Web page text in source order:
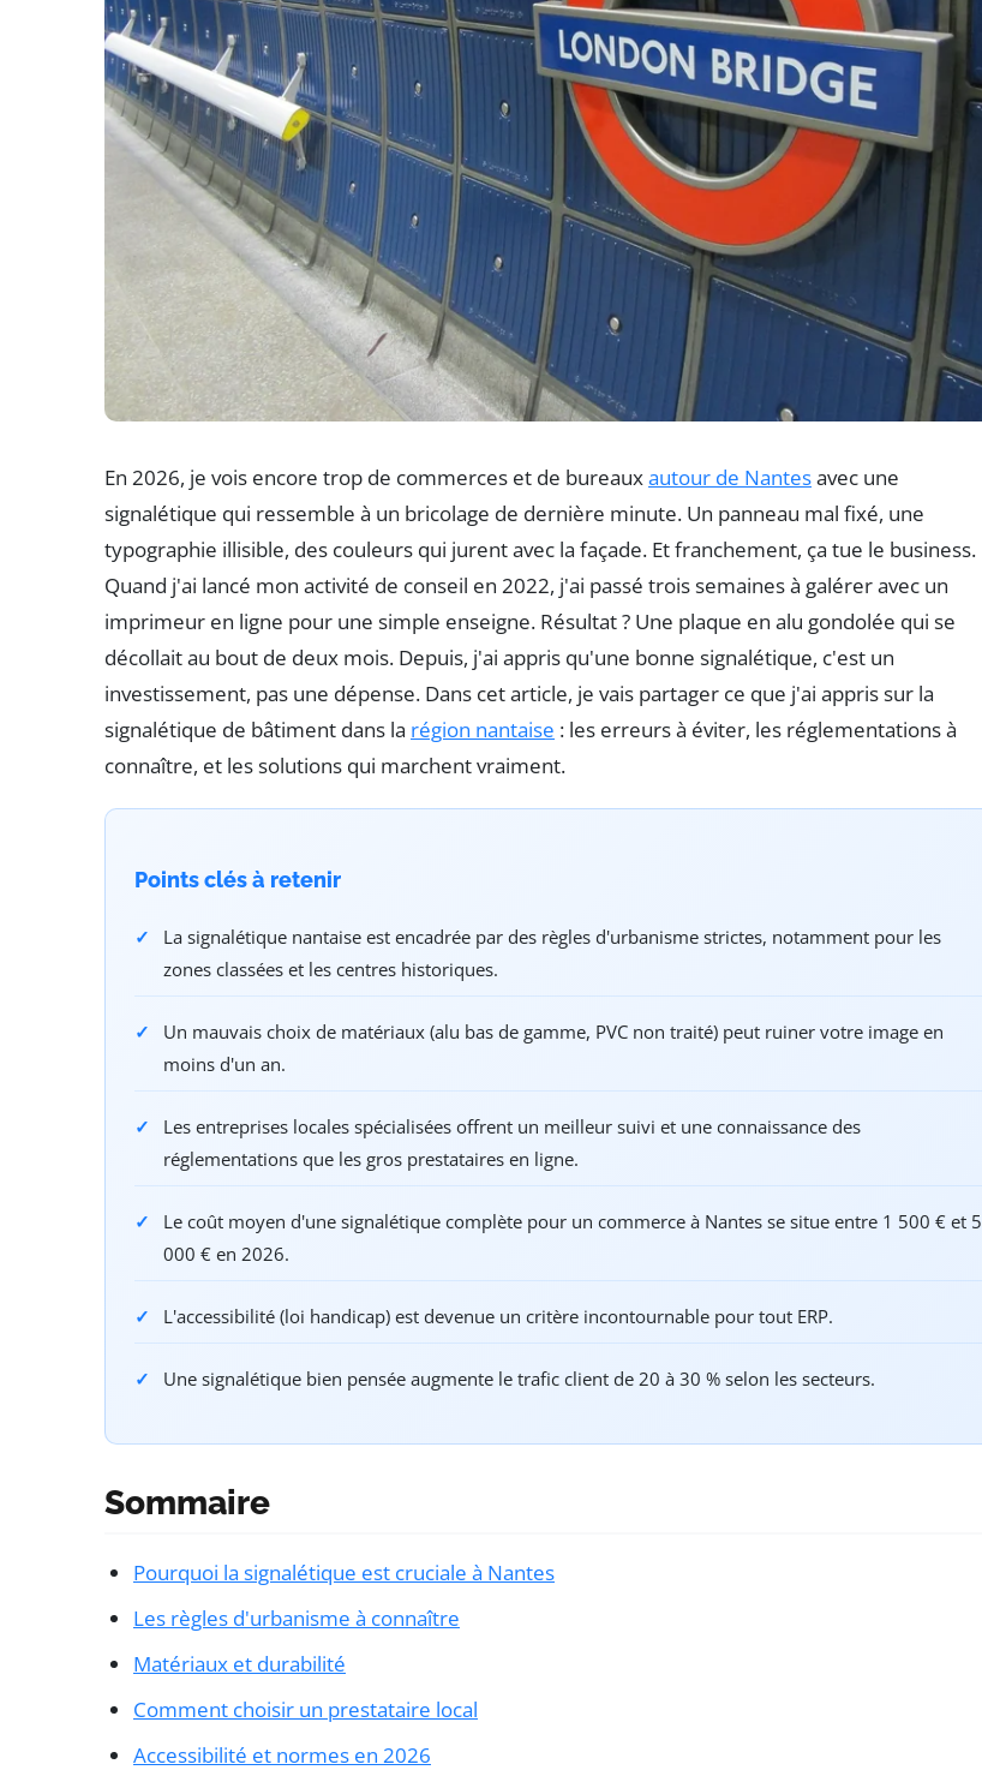
En 2026, je vois encore trop de commerces et de bureauxautour de Nantesavec une
signalétique qui ressemble à un bricolage de dernière minute. Un panneau mal fixé, une
typographie illisible, des couleurs qui jurent avec la façade. Et franchement, ça tue le business.
Quand j'ai lancé mon activité de conseil en 2022, j'ai passé trois semaines à galérer avec un
imprimeur en ligne pour une simple enseigne. Résultat ? Une plaque en alu gondolée qui se
décollait au bout de deux mois. Depuis, j'ai appris qu'une bonne signalétique, c'est un
investissement, pas une dépense. Dans cet article, je vais partager ce que j'ai appris sur la
signalétique de bâtiment dans la région nantaise : les erreurs à éviter, les réglementations à
connaître, et les solutions qui marchent vraiment.
Points clés à retenir
La signalétique nantaise est encadrée par des règles d'urbanisme strictes, notamment pour les
zones classées et les centres historiques.
Un mauvais choix de matériaux (alu bas de gamme, PVC non traité) peut ruiner votre image en
moins d'un an.
Les entreprises locales spécialisées offrent un meilleur suivi et une connaissance des
réglementations que les gros prestataires en ligne.
Le coût moyen d'une signalétique complète pour un commerce à Nantes se situe entre 1 500 € et 5
000 € en 2026.
L'accessibilité (loi handicap) est devenue un critère incontournable pour tout ERP.
Une signalétique bien pensée augmente le trafic client de 20 à 30 % selon les secteurs.
Sommaire
Pourquoi la signalétique est cruciale à Nantes
Les règles d'urbanisme à connaître
Matériaux et durabilité
Comment choisir un prestataire local
Accessibilité et normes en 2026